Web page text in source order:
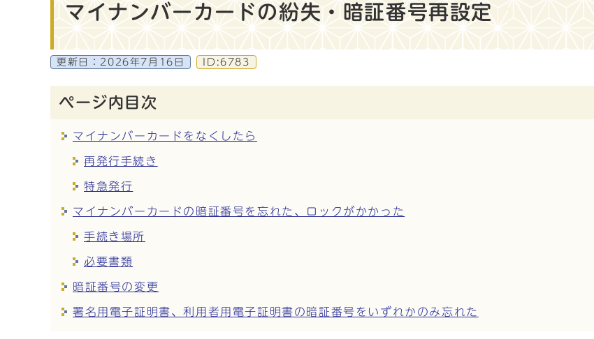
マイナンバーカードの紛失・暗証番号再設定
更新日： 2026年7月16日 ID:6783
ページ内目次
マイナンバーカードをなくしたら
再発行手続き
特急発行
マイナンバーカードの暗証番号を忘れた、ロックがかかった
手続き場所
必要書類
暗証番号の変更
署名用電子証明書、利用者用電子証明書の暗証番号をいずれかのみ忘れた